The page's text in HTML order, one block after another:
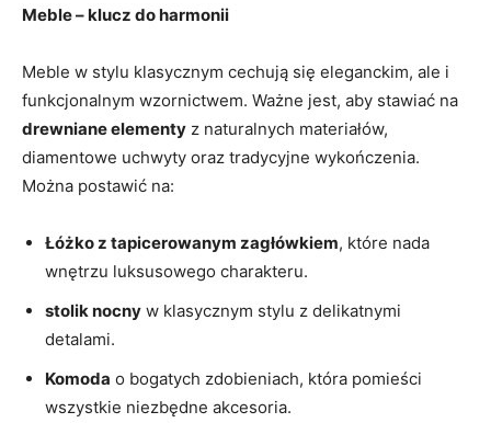
Meble – klucz do harmonii
Meble w stylu klasycznym cechują się eleganckim, ale i
funkcjonalnym wzornictwem. Ważne jest, aby stawiać na
drewniane elementy z naturalnych materiałów,
diamentowe uchwyty oraz tradycyjne wykończenia.
Można postawić na:
Łóżko z tapicerowanym zagłówkiem, które nada
wnętrzu luksusowego charakteru.
stolik nocny w klasycznym stylu z delikatnymi
detalami.
Komoda o bogatych zdobieniach, która pomieści
wszystkie niezbędne akcesoria.